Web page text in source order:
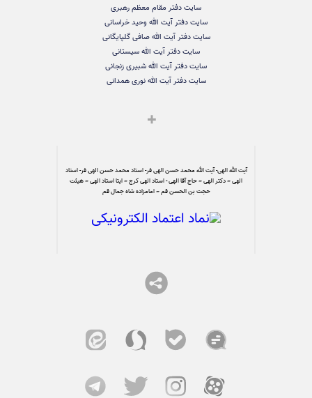
سایت دفتر مقام معظم رهبری
سایت دفتر آیت الله وحید خراسانی
سایت دفتر آیت الله صافی گلپایگانی
سایت دفتر آیت الله سیستانی
سایت دفتر آیت الله شبیری زنجانی
سایت دفتر آیت الله نوری همدانی
آیت الله الهی- آیت الله محمد حسن الهی فر- استاد محمد حسن الهی فر- استاد
الهی – دکتر الهی – حاج آقا الهی - استاد الهی کرج – ایتا استاد الهی – هیئت
حجت بن الحسن قم – امامزاده شاه جمال قم